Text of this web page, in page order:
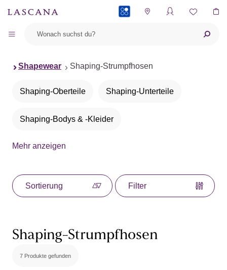
Shapewear Shaping-Strumpfhosen
Shaping-Oberteile Shaping-Unterteile
Shaping-Bodys & -Kleider
Shaping-Strumpfhosen
Mehr anzeigen
Sortierung Filter
Shaping-Strumpfhosen
7 Produkte gefunden